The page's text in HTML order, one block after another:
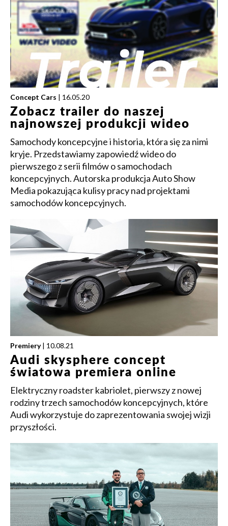
Concept Cars | 16.05.20
Zobacz trailer do naszej
najnowszej produkcji wideo
Samochody koncepcyjne i historia, która się za nimi
kryje. Przedstawiamy zapowiedź wideo do
pierwszego z serii filmów o samochodach
koncepcyjnych. Autorska produkcja Auto Show
Media pokazująca kulisy pracy nad projektami
samochodów koncepcyjnych.
Premiery | 10.08.21
Audi skysphere concept
światowa premiera online
Elektryczny roadster kabriolet, pierwszy z nowej
rodziny trzech samochodów koncepcyjnych, które
Audi wykorzystuje do zaprezentowania swojej wizji
przyszłości.